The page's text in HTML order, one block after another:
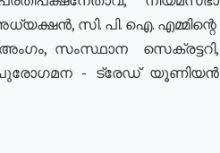
സി. പി. ഐ. എമ്മിന്റെ
സംസ്ഥാന സെക്രട്ടറി,
പുരോഗമന - ട്രേഡ് യൂണിയൻ